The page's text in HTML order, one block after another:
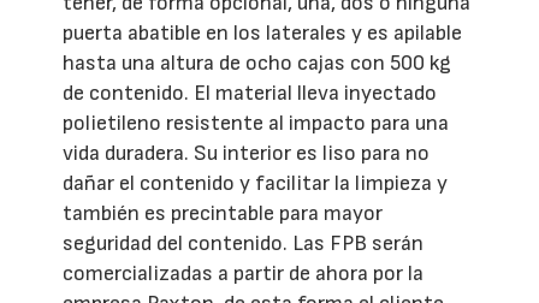
puerta abatible en los laterales y es apilable
hasta una altura de ocho cajas con 500 kg
de contenido. El material lleva inyectado
polietileno resistente al impacto para una
vida duradera. Su interior es liso para no
dañar el contenido y facilitar la limpieza y
también es precintable para mayor
seguridad del contenido. Las FPB serán
comercializadas a partir de ahora por la